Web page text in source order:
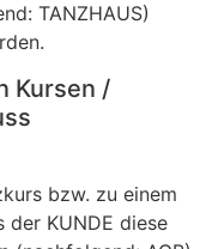
TANZHAUS)
Kursen /
bzw. zu einem
der KUNDE diese